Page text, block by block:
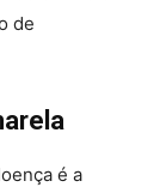
de
é a